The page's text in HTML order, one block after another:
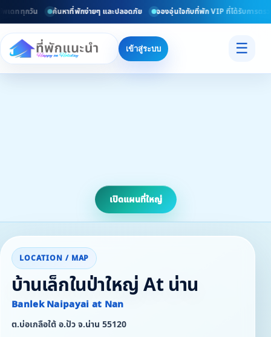
ททุกวัน ค้นหาที่พักง่ายๆ และปลอดภัย จองอุ่นใจกับที่พัก VIP ที่ได้รับการตรวจ
เข้าสู่ระบบ ☰
เปิดแผนที่ใหญ่
LOCATION / MAP
บ้านเล็กในป่าใหญ่ At น่าน
Banlek Naipayai at Nan
ต.บ่อเกลือใต้ อ.ปัว จ.น่าน 55120